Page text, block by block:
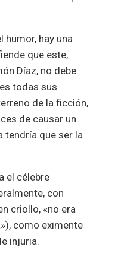
humor, hay una
que este,
Díaz, no debe
todas sus
de la ficción,
de causar un
tendría que ser la
el célebre
con
criollo, «no era
como eximente
injuria.